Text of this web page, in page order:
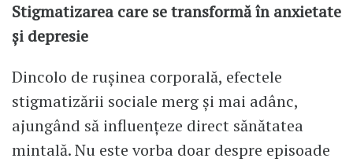
Stigmatizarea care se transformă în anxietate
și depresie
Dincolo de rușinea corporală, efectele
stigmatizării sociale merg și mai adânc,
ajungând să influențeze direct sănătatea
mintală. Nu este vorba doar despre episoade